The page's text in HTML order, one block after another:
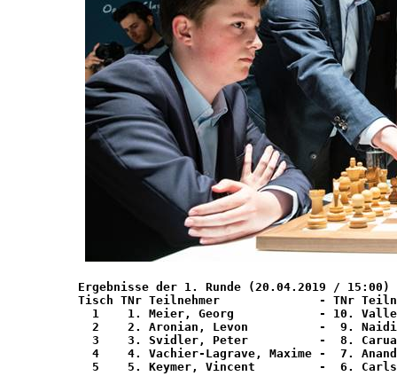
Ergebnisse der 1. Runde (20.04.2019 / 15:00)
Tisch TNr Teilnehmer 	          - TNr Teilnehmer 	        Ergebnis
  1    1. Meier, Georg 	          - 10. Vallejo Pons, Francisco 1/2-1/2
  2    2. Aronian, Levon 	  -  9. Naiditsch, Arkadij 	1/2-1/2
  3    3. Svidler, Peter 	  -  8. Caruana, Fabiano 	1/2-1/2
4    4. Vachier-Lagrave, Maxime -  7. Anand,